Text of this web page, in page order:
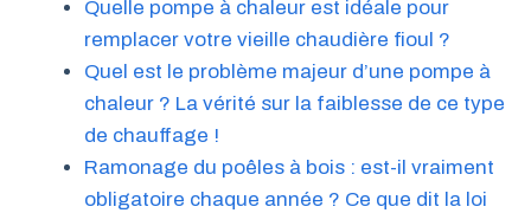
Quelle pompe à chaleur est idéale pour
remplacer votre vieille chaudière fioul ?
Quel est le problème majeur d’une pompe à
chaleur ? La vérité sur la faiblesse de ce type
de chauffage !
Ramonage du poêles à bois : est-il vraiment
obligatoire chaque année ? Ce que dit la loi